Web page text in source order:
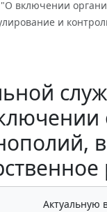
включении
и
Актуальную